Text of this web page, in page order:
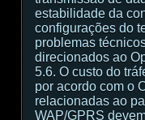
estabilidade da
configurações do
problemas
direcionados ao
5.6. O custo do
por acordo com o
relacionadas ao
WAP/GPRS